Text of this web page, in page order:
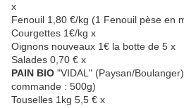
x
Fenouil 1,80 €/kg (1 Fenouil pèse en
Courgettes 1€/kg x
Oignons nouveaux 1€ la botte de 5 x
Salades 0,70 € x
PAIN BIO "VIDAL" (Paysan/
commande : 500g)
Touselles 1kg 5,5 € x